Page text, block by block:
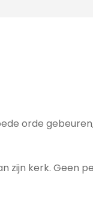
orde
zijn kerk. Geen